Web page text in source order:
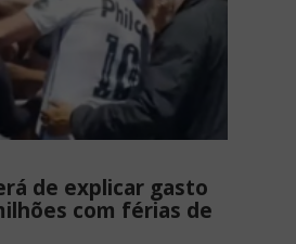
de explicar gasto
com férias de